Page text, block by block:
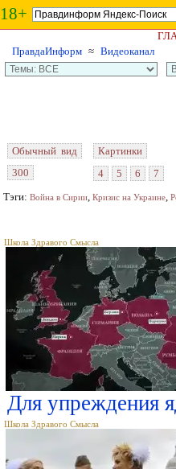
18+
ПравдаИнформ ≈ Видеоканал
Обычный вид
300
Картинки
4
5 6
7
Тэги: Война в Сирии, Кризис на Украине,
Школа Здравого Смысла
Для упреждения
Школа Здравого Смысла